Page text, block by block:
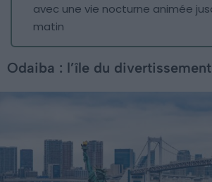
avec une vie nocturne animée
matin
Odaiba : l’île du divertissement